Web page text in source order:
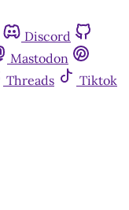
Discord
Mastodon
Threads
Tiktok